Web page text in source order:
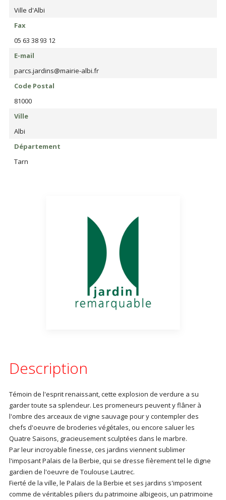
Ville d'Albi
Fax
05 63 38 93 12
E-mail
parcs.jardins@mairie-albi.fr
Code Postal
81000
Ville
Albi
Département
Tarn
Description
Témoin de l'esprit renaissant, cette explosion de verdure a su
garder toute sa splendeur. Les promeneurs peuvent y flâner à
l'ombre des arceaux de vigne sauvage pour y contempler des
chefs d'oeuvre de broderies végétales, ou encore saluer les
Quatre Saisons, gracieusement sculptées dans le marbre.
Par leur incroyable finesse, ces jardins viennent sublimer
l'imposant Palais de la Berbie, qui se dresse fièrement tel le digne
gardien de l'oeuvre de Toulouse Lautrec.
Fierté de la ville, le Palais de la Berbie et ses jardins s'imposent
comme de véritables piliers du patrimoine albigeois, un patrimoine